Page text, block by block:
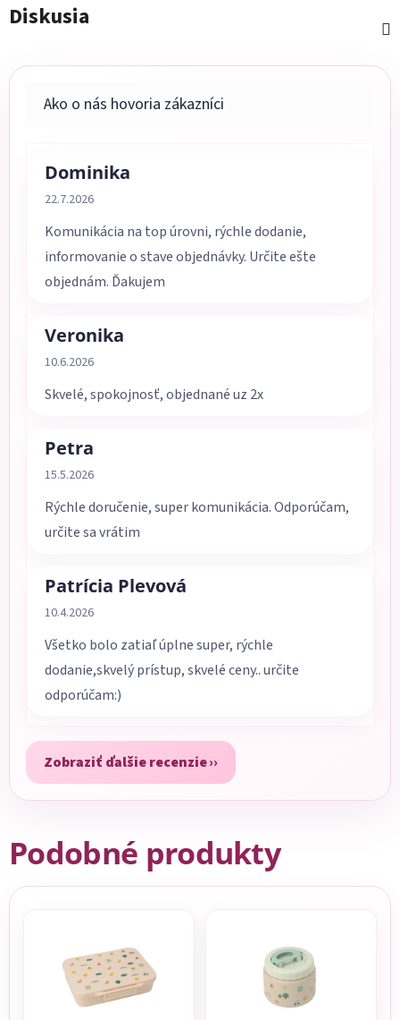
Diskusia
Dominika
Hodnotenie obchodu je 5 z 5 hviezdičiek.
22.7.2026
Komunikácia na top úrovni, rýchle dodanie,
informovanie o stave objednávky. Určite ešte
objednám. Ďakujem
Veronika
Hodnotenie obchodu je 5 z 5 hviezdičiek.
10.6.2026
Skvelé, spokojnosť, objednané uz 2x
Petra
Hodnotenie obchodu je 5 z 5 hviezdičiek.
15.5.2026
Rýchle doručenie, super komunikácia. Odporúčam,
určite sa vrátim
Patrícia Plevová
Hodnotenie obchodu je 5 z 5 hviezdičiek.
10.4.2026
Všetko bolo zatiaľ úplne super, rýchle
dodanie,skvelý prístup, skvelé ceny.. určite
odporúčam:)
Zobraziť ďalšie recenzie
Podobné produkty